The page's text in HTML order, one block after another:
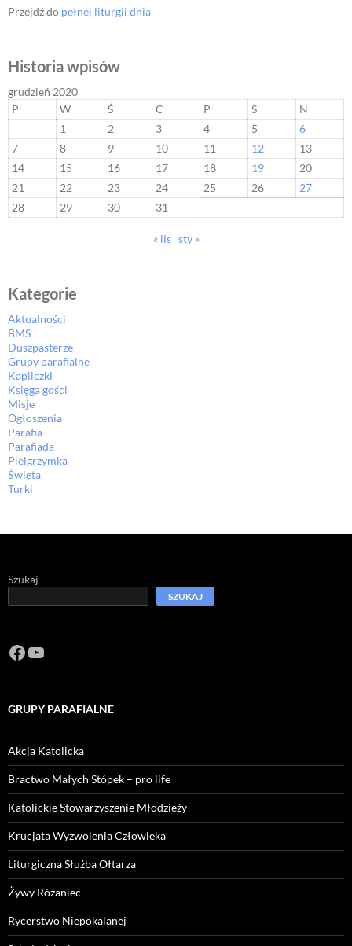
Przejdź do pełnej liturgii dnia
Historia wpisów
grudzień 2020
P
W Ś C P S
N
1
2 3 4 5
6
7
8 9 10 11 12
13
14
15 16 17 18 19
20
21
22 23 24 25 26
27
28
29 30 31
« lis sty »
Kategorie
Aktualności
BMS
Duszpasterze
Grupy parafialne
Kapliczki
Księga gości
Misje
Ogłoszenia
Parafia
Parafiada
Pielgrzymka
Święta
Turki
Szukaj
SZUKAJ
Facebook
https://www.youtube.com/channel/
GRUPY PARAFIALNE
Akcja Katolicka
Bractwo Małych Stópek – pro life
Katolickie Stowarzyszenie Młodzieży
Krucjata Wyzwolenia Człowieka
Liturgiczna Służba Ołtarza
Żywy Różaniec
Rycerstwo Niepokalanej